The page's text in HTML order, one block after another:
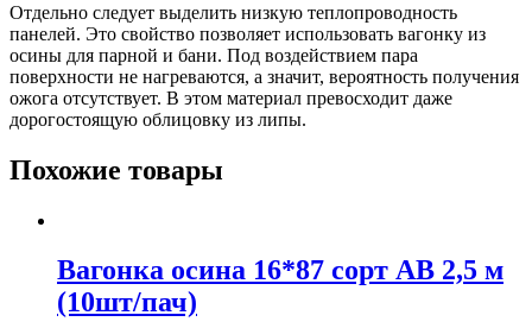
Отдельно следует выделить низкую теплопроводность
панелей. Это свойство позволяет использовать вагонку из
осины для парной и бани. Под воздействием пара
поверхности не нагреваются, а значит, вероятность получения
ожога отсутствует. В этом материал превосходит даже
дорогостоящую облицовку из липы.
Похожие товары
Вагонка осина 16*87 сорт АВ 2,5 м
(10шт/пач)